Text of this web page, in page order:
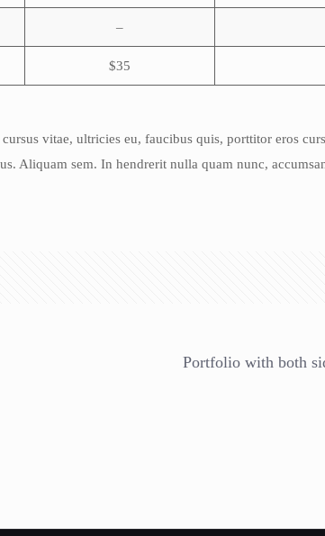
–
$35
vitae, ultricies eu, faucibus quis, porttitor eros
Aliquam sem. In hendrerit nulla quam nunc,
Portfolio with both